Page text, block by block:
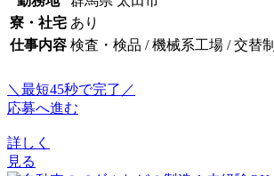
寮・社宅 あり
仕事内容 検査・検品 / 機械系工場 / 交替制
＼最短45秒で完了／
応募へ進む
詳しく
見る